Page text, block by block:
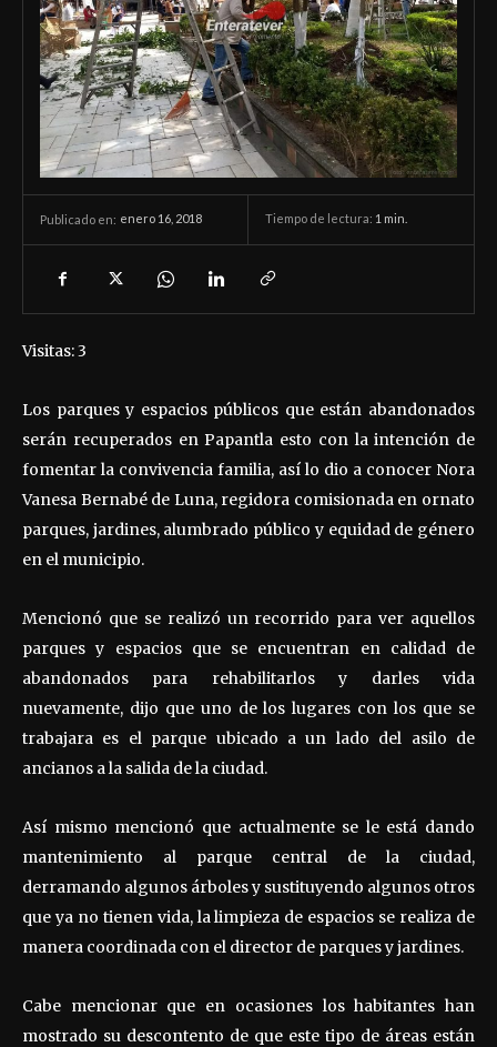
Publicado en: enero 16, 2018 Tiempo de lectura: 1 min.
Visitas: 3
Los parques y espacios públicos que están abandonados
serán recuperados en Papantla esto con la intención de
fomentar la convivencia familia, así lo dio a conocer Nora
Vanesa Bernabé de Luna, regidora comisionada en ornato
parques, jardines, alumbrado público y equidad de género
en el municipio.
Mencionó que se realizó un recorrido para ver aquellos
parques y espacios que se encuentran en calidad de
abandonados para rehabilitarlos y darles vida
nuevamente, dijo que uno de los lugares con los que se
trabajara es el parque ubicado a un lado del asilo de
ancianos a la salida de la ciudad.
Así mismo mencionó que actualmente se le está dando
mantenimiento al parque central de la ciudad,
derramando algunos árboles y sustituyendo algunos otros
que ya no tienen vida, la limpieza de espacios se realiza de
manera coordinada con el director de parques y jardines.
Cabe mencionar que en ocasiones los habitantes han
mostrado su descontento de que este tipo de áreas están